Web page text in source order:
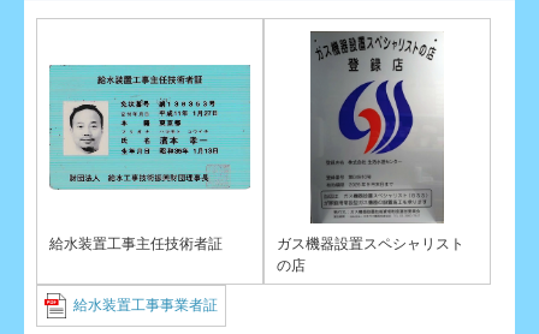
給水装置工事主任技術者証
ガス機器設置スペシャリスト
の店
給水装置工事事業者証